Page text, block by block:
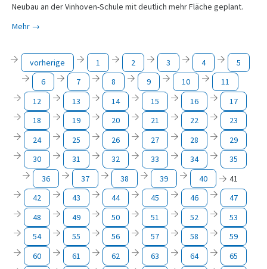
Neubau an der Vinhoven-Schule mit deutlich mehr Fläche geplant.
Mehr →
vorherige 1 2 3 4
5
6
7 8 9 10
11
12
13 14 15 16
17
18
19 20 21 22
23
24
25 26 27 28
29
30
31 32 33 34
35
36
37 38 39 40
41
42
43 44 45 46
47
48
49 50 51 52
53
54
55 56 57 58
59
60
61 62 63 64
65